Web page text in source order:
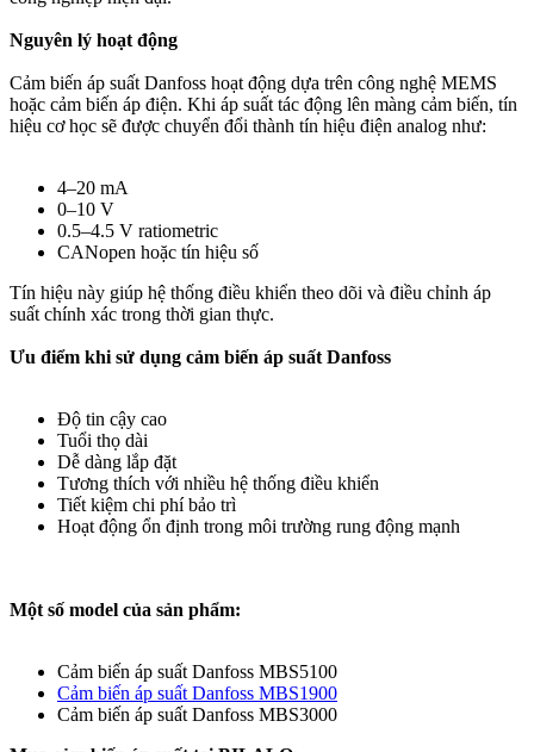
Nguyên lý hoạt động
Cảm biến áp suất Danfoss hoạt động dựa trên công nghệ MEMS
hoặc cảm biến áp điện. Khi áp suất tác động lên màng cảm biến, tín
hiệu cơ học sẽ được chuyển đổi thành tín hiệu điện analog như:
4–20 mA
0–10 V
0.5–4.5 V ratiometric
CANopen hoặc tín hiệu số
Tín hiệu này giúp hệ thống điều khiển theo dõi và điều chỉnh áp
suất chính xác trong thời gian thực.
Ưu điểm khi sử dụng cảm biến áp suất Danfoss
Độ tin cậy cao
Tuổi thọ dài
Dễ dàng lắp đặt
Tương thích với nhiều hệ thống điều khiển
Tiết kiệm chi phí bảo trì
Hoạt động ổn định trong môi trường rung động mạnh
Một số model của sản phẩm:
Cảm biến áp suất Danfoss MBS5100
Cảm biến áp suất Danfoss MBS1900
Cảm biến áp suất Danfoss MBS3000